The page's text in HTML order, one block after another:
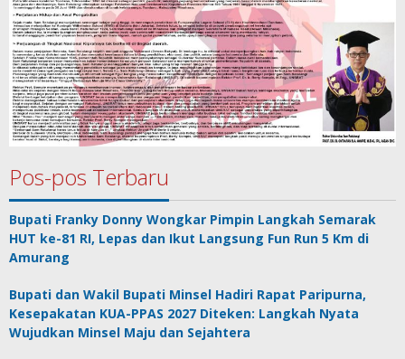
Pos-pos Terbaru
Bupati Franky Donny Wongkar Pimpin Langkah Semarak
HUT ke-81 RI, Lepas dan Ikut Langsung Fun Run 5 Km di
Amurang
Bupati dan Wakil Bupati Minsel Hadiri Rapat Paripurna,
Kesepakatan KUA-PPAS 2027 Diteken: Langkah Nyata
Wujudkan Minsel Maju dan Sejahtera